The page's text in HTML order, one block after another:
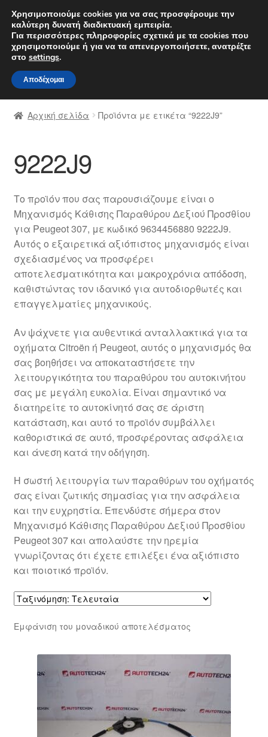
ΑΠΟΣΤΟΛΗ από 7 EUR
Δευτέρα-Παρ. 9 π.μ. - 4 μ.μ.
Απευθείας
μετάβαση
στην
πλοήγηση
Μετάβαση
σε
περιεχόμενο
Αρχική
Διαδικασία Παραπόνων
Επικοινωνία
Μεταφορά
Ο λογαριασμός μου
Ολοκλήρωση αγοράς
Παγκόσμια αποστολή
Παράπονα
πληρωμές
Πολιτική Απορρήτου
Σχετικά με εμάς
Αρχική σελίδα Προϊόντα με ετικέτα “9222J9”
9222J9
Το προϊόν που σας παρουσιάζουμε είναι ο
Μηχανισμός Κάθισης Παραθύρου Δεξιού Προσθίου
για Peugeot 307, με κωδικό 9634456880 9222J9.
Αυτός ο εξαιρετικά αξιόπιστος μηχανισμός είναι
σχεδιασμένος να προσφέρει
αποτελεσματικότητα και μακροχρόνια απόδοση,
καθιστώντας τον ιδανικό για αυτοδιορθωτές και
επαγγελματίες μηχανικούς.
Αν ψάχνετε για αυθεντικά ανταλλακτικά για τα
οχήματα Citroën ή Peugeot, αυτός ο μηχανισμός θα
σας βοηθήσει να αποκαταστήσετε την
λειτουργικότητα του παραθύρου του αυτοκινήτου
σας με μεγάλη ευκολία. Είναι σημαντικό να
διατηρείτε το αυτοκίνητό σας σε άριστη
κατάσταση, και αυτό το προϊόν συμβάλλει
καθοριστικά σε αυτό, προσφέροντας ασφάλεια
και άνεση κατά την οδήγηση.
Η σωστή λειτουργία των παραθύρων του οχήματός
σας είναι ζωτικής σημασίας για την ασφάλεια
και την ευχρηστία. Επενδύστε σήμερα στον
Μηχανισμό Κάθισης Παραθύρου Δεξιού Προσθίου
Peugeot 307 και απολαύστε την ηρεμία
γνωρίζοντας ότι έχετε επιλέξει ένα αξιόπιστο
και ποιοτικό προϊόν.
Εμφάνιση του μοναδικού αποτελέσματος
Χρησιμοποιούμε cookies για να σας προσφέρουμε την
καλύτερη δυνατή διαδικτυακή εμπειρία.
Για περισσότερες πληροφορίες σχετικά με τα cookies που
χρησιμοποιούμε ή για να τα απενεργοποιήσετε, ανατρέξτε
στο settings.
Αποδέχομαι